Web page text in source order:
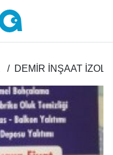
DEMİR İNŞAAT